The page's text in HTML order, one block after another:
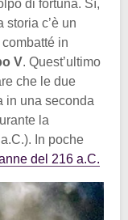
di fortuna. Sì,
storia c’è un
in
V. Quest’ultimo
che le due
in una seconda
la
In poche
del 216 a.C.